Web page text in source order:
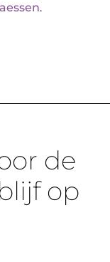
.
de
op